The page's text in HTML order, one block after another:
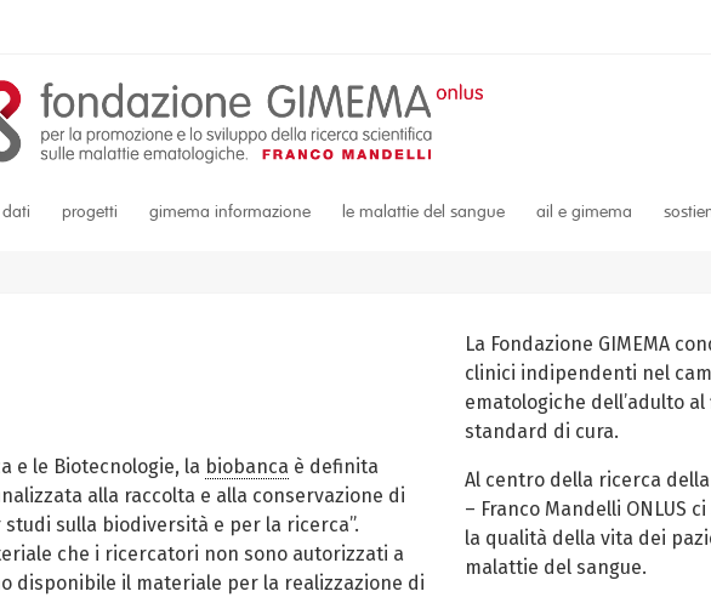
progetti gimema informazione le malattie del sangue ail e gimema
e le Biotecnologie, la biobanca è definita
alla raccolta e alla conservazione di
sulla biodiversità e per la ricerca”.
che i ricercatori non sono autorizzati a
disponibile il materiale per la realizzazione di
La Fondazione GIMEMA
clinici indipendenti nel
ematologiche dell’adulto
standard di cura.
Al centro della ricerca della
– Franco Mandelli ONLUS
la qualità della vita dei
malattie del sangue.